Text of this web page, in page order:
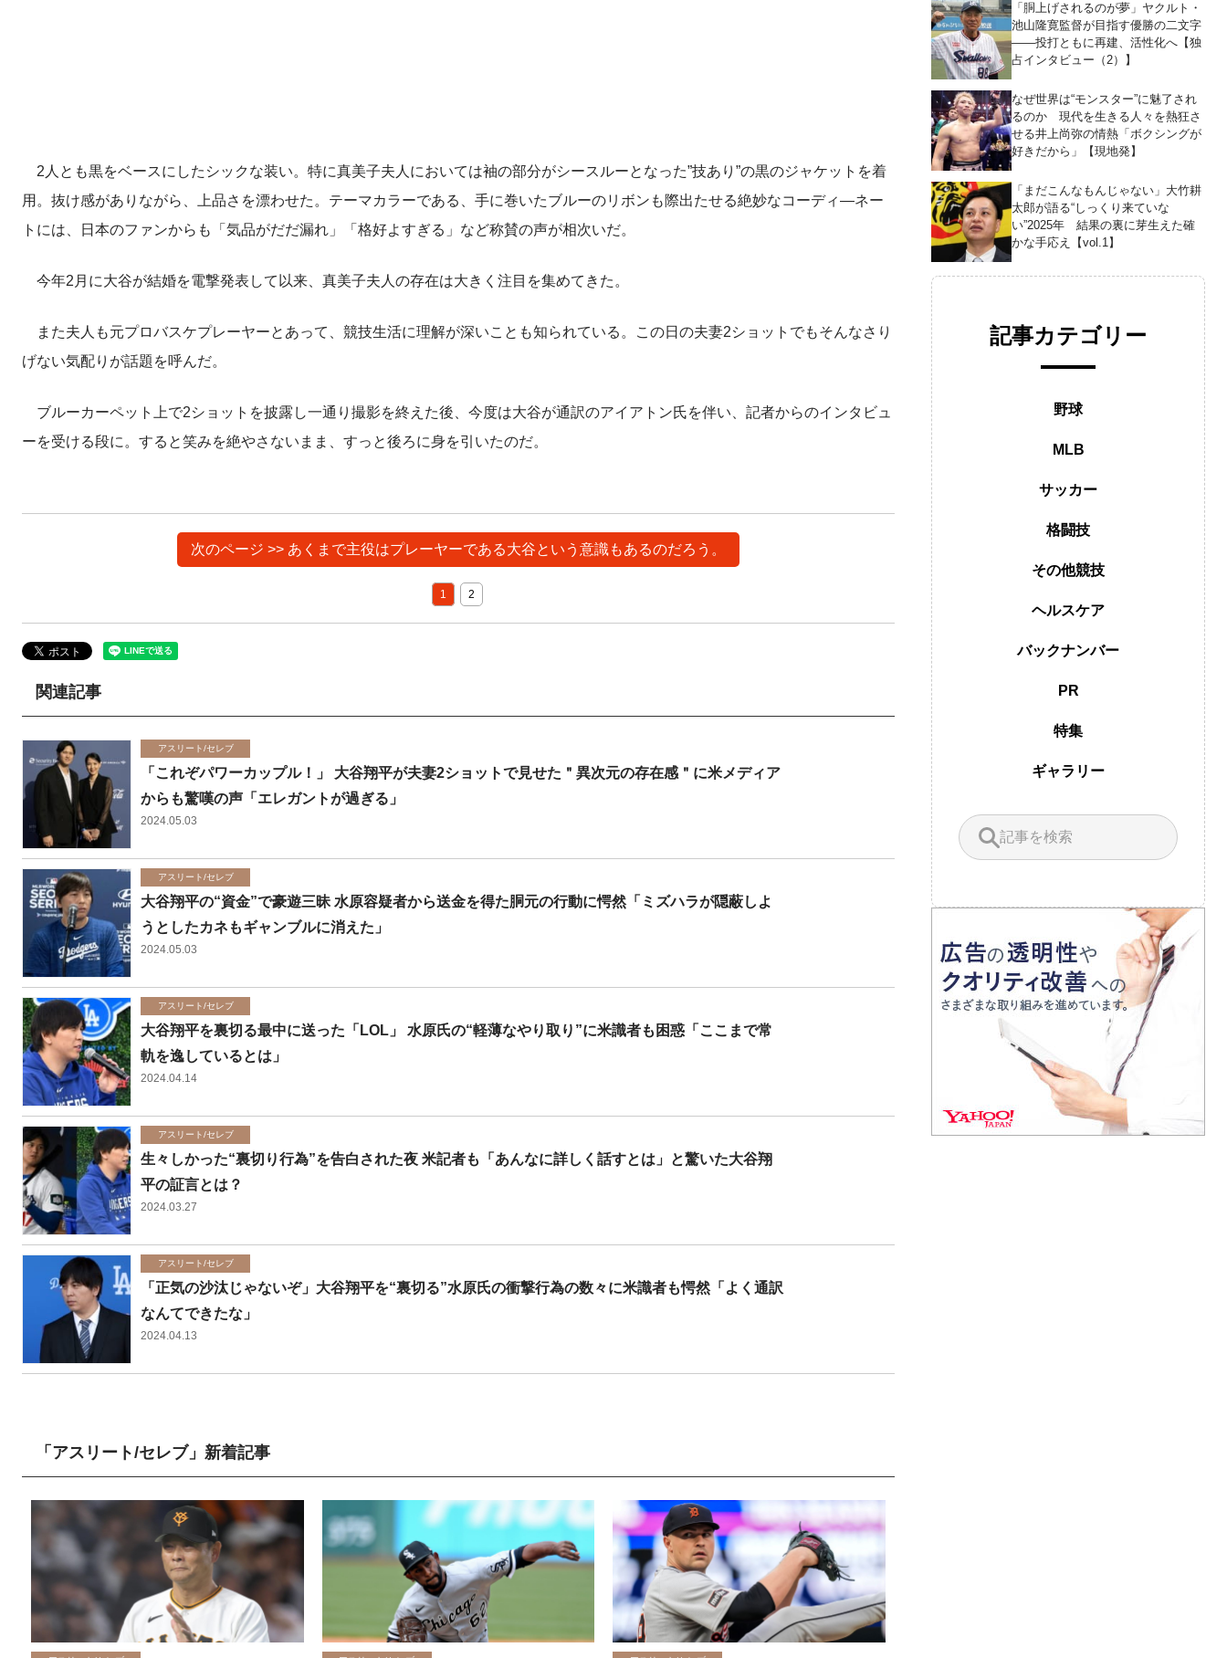
2人とも黒をベースにしたシックな装い。特に真美子夫人においては袖の部分がシースルーとなった”技あり”の黒のジャケットを着
用。抜け感がありながら、上品さを漂わせた。テーマカラーである、手に巻いたブルーのリボンも際出たせる絶妙なコーディ―ネー
トには、日本のファンからも「気品がだだ漏れ」「格好よすぎる」など称賛の声が相次いだ。
今年2月に大谷が結婚を電撃発表して以来、真美子夫人の存在は大きく注目を集めてきた。
また夫人も元プロバスケプレーヤーとあって、競技生活に理解が深いことも知られている。この日の夫妻2ショットでもそんなさり
げない気配りが話題を呼んだ。
ブルーカーペット上で2ショットを披露し一通り撮影を終えた後、今度は大谷が通訳のアイアトン氏を伴い、記者からのインタビュ
ーを受ける段に。すると笑みを絶やさないまま、すっと後ろに身を引いたのだ。
次のページ >> あくまで主役はプレーヤーである大谷という意識もあるのだろう。
1 2
関連記事
アスリート/セレブ
「これぞパワーカップル！」 大谷翔平が夫妻2ショットで見せた＂異次元の存在感＂に米メディア
からも驚嘆の声「エレガントが過ぎる」
2024.05.03
アスリート/セレブ
大谷翔平の“資金”で豪遊三昧 水原容疑者から送金を得た胴元の行動に愕然「ミズハラが隠蔽しよ
うとしたカネもギャンブルに消えた」
2024.05.03
アスリート/セレブ
大谷翔平を裏切る最中に送った「LOL」 水原氏の“軽薄なやり取り”に米識者も困惑「ここまで常
軌を逸しているとは」
2024.04.14
アスリート/セレブ
生々しかった“裏切り行為”を告白された夜 米記者も「あんなに詳しく話すとは」と驚いた大谷翔
平の証言とは？
2024.03.27
アスリート/セレブ
「正気の沙汰じゃないぞ」大谷翔平を“裏切る”水原氏の衝撃行為の数々に米識者も愕然「よく通訳
なんてできたな」
2024.04.13
「アスリート/セレブ」新着記事
「胴上げされるのが夢」ヤクルト・
池山隆寛監督が目指す優勝の二文字
――投打ともに再建、活性化へ【独
占インタビュー（2）】
なぜ世界は“モンスター”に魅了され
るのか 現代を生きる人々を熱狂さ
せる井上尚弥の情熱「ボクシングが
好きだから」【現地発】
「まだこんなもんじゃない」大竹耕
太郎が語る“しっくり来ていな
い”2025年 結果の裏に芽生えた確
かな手応え【vol.1】
記事カテゴリー
野球
MLB
サッカー
格闘技
その他競技
ヘルスケア
バックナンバー
PR
特集
ギャラリー